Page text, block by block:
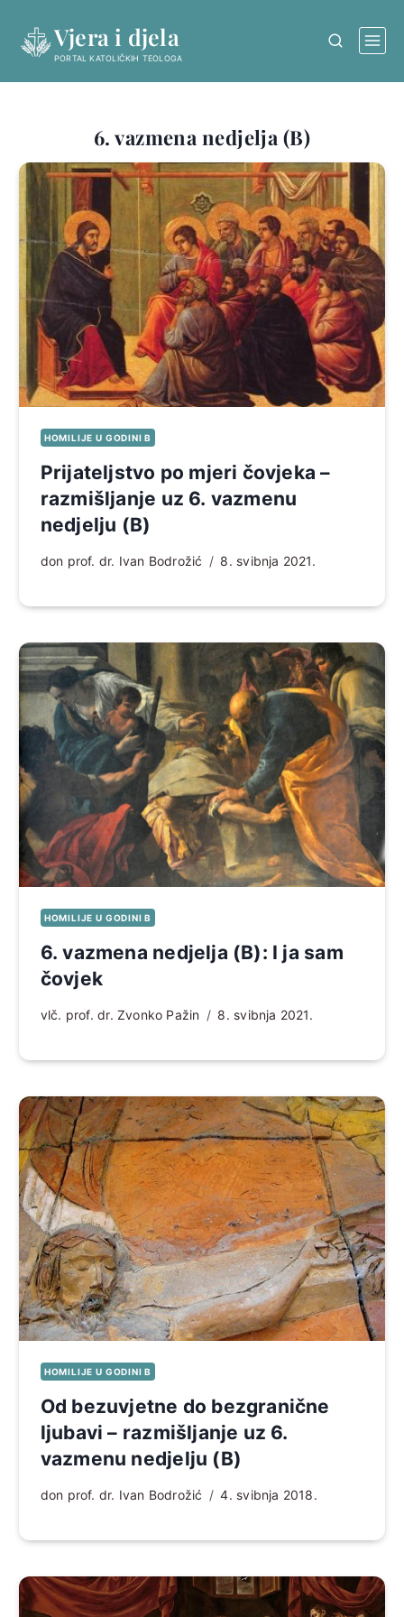
content
Vjera i djela
PORTAL KATOLIČKIH TEOLOGA
6. vazmena nedjelja (B)
HOMILIJE U GODINI B
Prijateljstvo po mjeri čovjeka –
razmišljanje uz 6. vazmenu
nedjelju (B)
don prof. dr. Ivan Bodrožić 8. svibnja 2021.
HOMILIJE U GODINI B
6. vazmena nedjelja (B): I ja sam
čovjek
vlč. prof. dr. Zvonko Pažin 8. svibnja 2021.
HOMILIJE U GODINI B
Od bezuvjetne do bezgranične
ljubavi – razmišljanje uz 6.
vazmenu nedjelju (B)
don prof. dr. Ivan Bodrožić 4. svibnja 2018.